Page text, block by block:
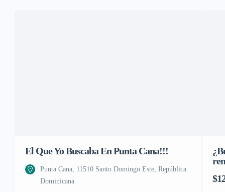
El Que Yo Buscaba En Punta Cana!!!
Punta Cana, 11510 Santo Domingo Este, República
Dominicana